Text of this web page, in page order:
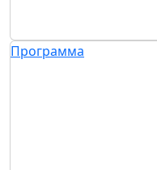
Программа